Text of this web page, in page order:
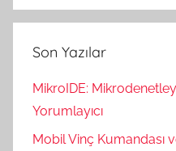
Son Yazılar
MikroIDE:
Yorumlayıcı
Mobil Vinç Kumandası